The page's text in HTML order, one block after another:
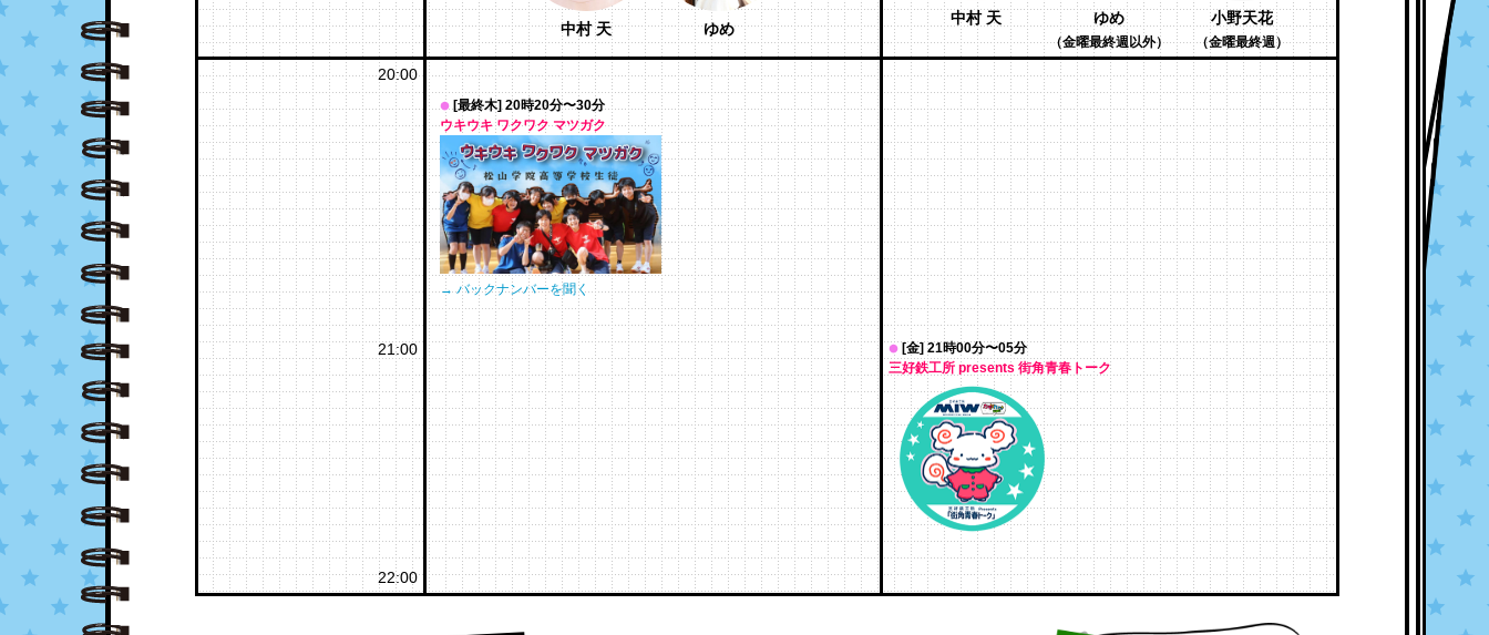
中村 天 ゆめ
中村 天 ゆめ
（金曜最終週以外）
小野天花
（金曜最終週）
20:00
[最終木] 20時20分〜30分
ウキウキ ワクワク マツガク
→ バックナンバーを聞く
21:00
[金] 21時00分〜05分
三好鉄工所 presents 街角青春トーク
22:00